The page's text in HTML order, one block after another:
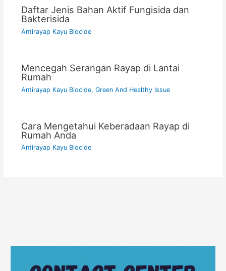
Daftar Jenis Bahan Aktif Fungisida dan
Bakterisida
Antirayap Kayu Biocide
Mencegah Serangan Rayap di Lantai
Rumah
Antirayap Kayu Biocide, Green And Healthy Issue
Cara Mengetahui Keberadaan Rayap di
Rumah Anda
Antirayap Kayu Biocide